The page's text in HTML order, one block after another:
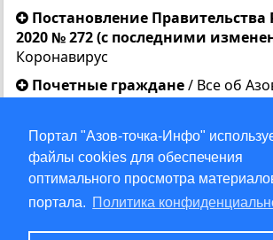
Портал "Азов-точка-Инфо"
файлы cookies для обеспечения
оптимального просмотра
портала. Политика
Постановление Правительства
2020 № 272 (с последними
Коронавирус
Почетные граждане/ Все об
День Победы 2018/События дня